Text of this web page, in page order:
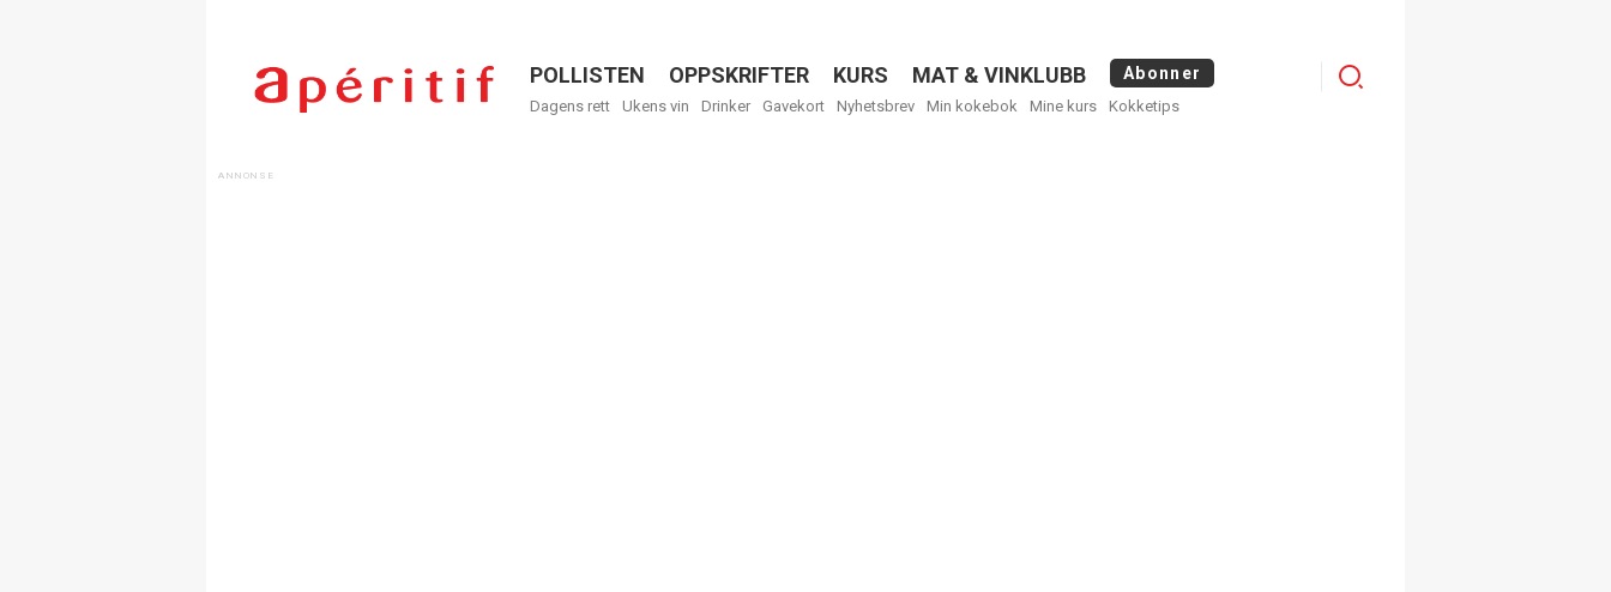
Menu
POLLISTEN OPPSKRIFTER KURS MAT & VINKLUBB Abonner
Dagens rett Ukens vin Drinker Gavekort Nyhetsbrev Min kokebok Mine kurs Kokketips
Menu